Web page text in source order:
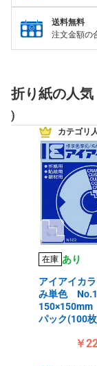
送料無料
注文金額の
折り紙の人
)
カテゴリ
在庫 あり
アイアイカ
み単色
パック(100
￥